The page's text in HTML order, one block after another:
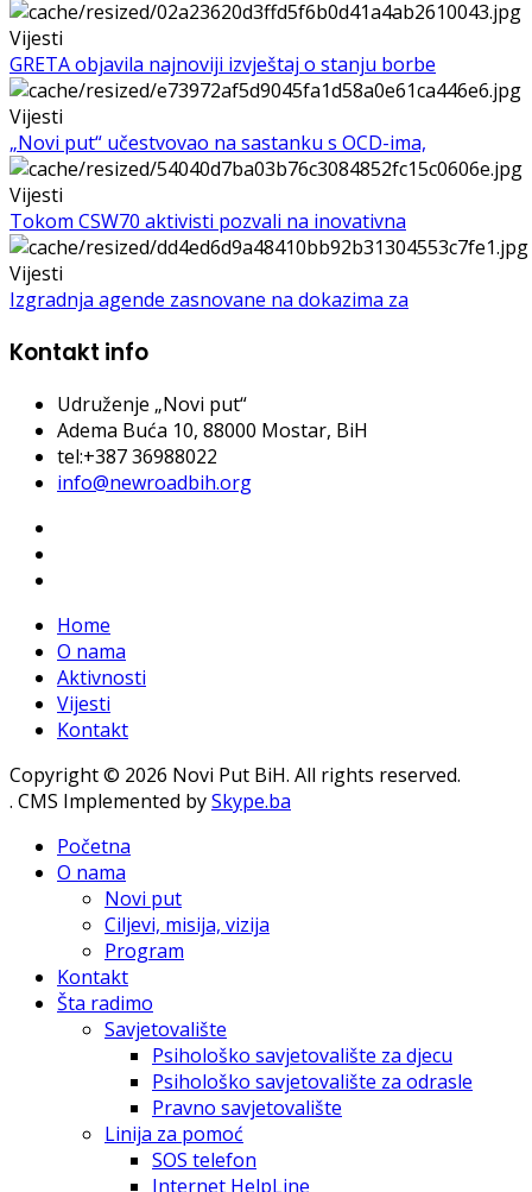
Vijesti
GRETA objavila najnoviji izvještaj o stanju borbe
Vijesti
„Novi put“ učestvovao na sastanku s OCD-ima,
Vijesti
Tokom CSW70 aktivisti pozvali na inovativna
Vijesti
Izgradnja agende zasnovane na dokazima za
Kontakt info
Udruženje „Novi put“
Adema Buća 10, 88000 Mostar, BiH
tel:+387 36988022
info@newroadbih.org
Home
O nama
Aktivnosti
Vijesti
Kontakt
Copyright © 2026 Novi Put BiH. All rights reserved.
. CMS Implemented bySkype.ba
Početna
O nama
Novi put
Ciljevi, misija, vizija
Program
Kontakt
Šta radimo
Savjetovalište
Psihološko savjetovalište za djecu
Psihološko savjetovalište za odrasle
Pravno savjetovalište
Linija za pomoć
SOS telefon
Internet HelpLine